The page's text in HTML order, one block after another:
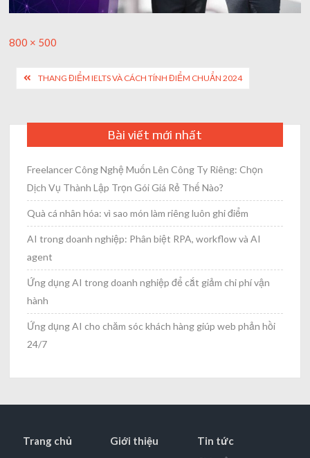
Full
800 × 500
PostTHANG ĐIỂM IELTS VÀ CÁCH TÍNH ĐIỂM CHUẨN 2024
Bài viết mới nhất
Freelancer Công Nghệ Muốn Lên Công Ty Riêng: Chọn
Dịch Vụ Thành Lập Trọn Gói Giá Rẻ Thế Nào?
Quà cá nhân hóa: vì sao món làm riêng luôn ghi điểm
AI trong doanh nghiệp: Phân biệt RPA, workflow và AI
agent
Ứng dụng AI trong doanh nghiệp để cắt giảm chi phí vận
hành
Ứng dụng AI cho chăm sóc khách hàng giúp web phản hồi
24/7
Trang chủ Giới thiệu Tin tức